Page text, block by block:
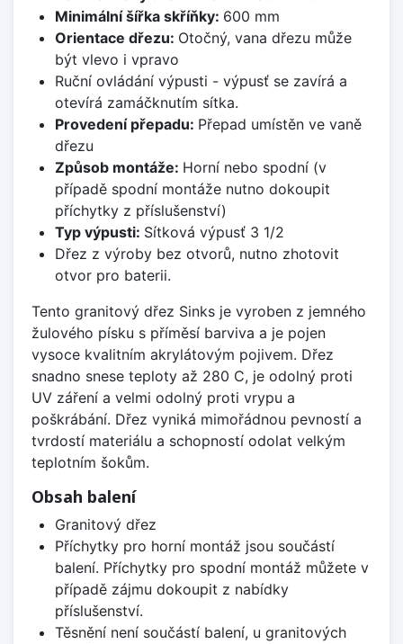
Minimální šířka skříňky: 600 mm
Orientace dřezu: Otočný, vana dřezu může
být vlevo i vpravo
Ruční ovládání výpusti - výpusť se zavírá a
otevírá zamáčknutím sítka.
Provedení přepadu: Přepad umístěn ve vaně
dřezu
Způsob montáže: Horní nebo spodní (v
případě spodní montáže nutno dokoupit
příchytky z příslušenství)
Typ výpusti: Sítková výpusť 3 1/2
Dřez z výroby bez otvorů, nutno zhotovit
otvor pro baterii.
Tento granitový dřez Sinks je vyroben z jemného
žulového písku s příměsí barviva a je pojen
vysoce kvalitním akrylátovým pojivem. Dřez
snadno snese teploty až 280 C, je odolný proti
UV záření a velmi odolný proti vrypu a
poškrábání. Dřez vyniká mimořádnou pevností a
tvrdostí materiálu a schopností odolat velkým
teplotním šokům.
Obsah balení
Granitový dřez
Příchytky pro horní montáž jsou součástí
balení. Příchytky pro spodní montáž můžete v
případě zájmu dokoupit z nabídky
příslušenství.
Těsnění není součástí balení, u granitových